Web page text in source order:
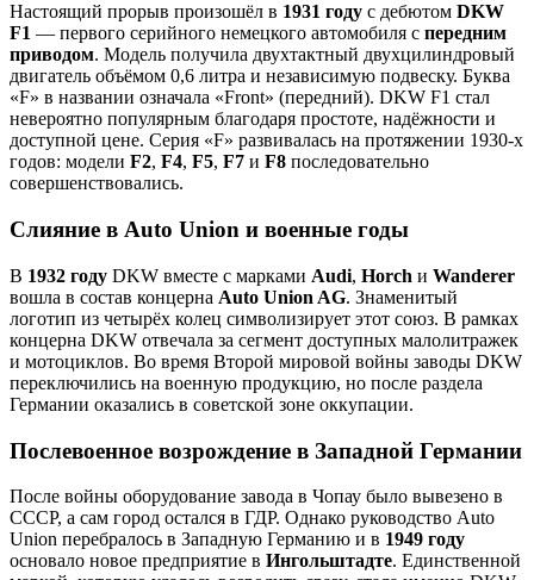
Настоящий прорыв произошёл в 1931 году с дебютом DKW
F1 — первого серийного немецкого автомобиля с передним
приводом. Модель получила двухтактный двухцилиндровый
двигатель объёмом 0,6 литра и независимую подвеску. Буква
«F» в названии означала «Front» (передний). DKW F1 стал
невероятно популярным благодаря простоте, надёжности и
доступной цене. Серия «F» развивалась на протяжении 1930-х
годов: модели F2, F4, F5, F7 и F8 последовательно
совершенствовались.
Слияние в Auto Union и военные годы
В 1932 году DKW вместе с марками Audi, Horch и Wanderer
вошла в состав концерна Auto Union AG. Знаменитый
логотип из четырёх колец символизирует этот союз. В рамках
концерна DKW отвечала за сегмент доступных малолитражек
и мотоциклов. Во время Второй мировой войны заводы DKW
переключились на военную продукцию, но после раздела
Германии оказались в советской зоне оккупации.
Послевоенное возрождение в Западной Германии
После войны оборудование завода в Чопау было вывезено в
СССР, а сам город остался в ГДР. Однако руководство Auto
Union перебралось в Западную Германию и в 1949 году
основало новое предприятие в Ингольштадте. Единственной